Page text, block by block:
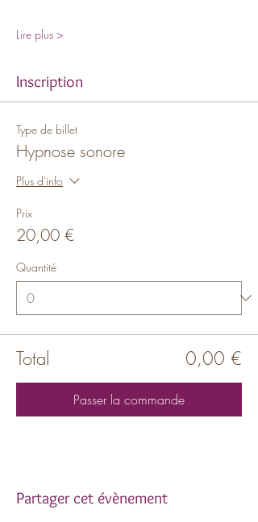
Lire plus >
Inscription
Type de billet
Hypnose sonore
Plus d'info
Prix
20,00 €
Quantité
Total 0,00 €
Passer la commande
Partager cet évènement